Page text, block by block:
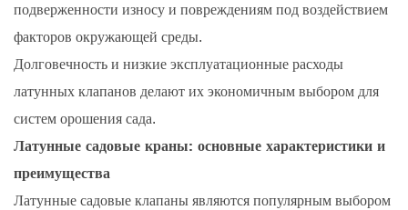
подверженности износу и повреждениям под воздействием
факторов окружающей среды.
Долговечность и низкие эксплуатационные расходы
латунных клапанов делают их экономичным выбором для
систем орошения сада.
Латунные садовые краны: основные характеристики и
преимущества
Латунные садовые клапаны являются популярным выбором